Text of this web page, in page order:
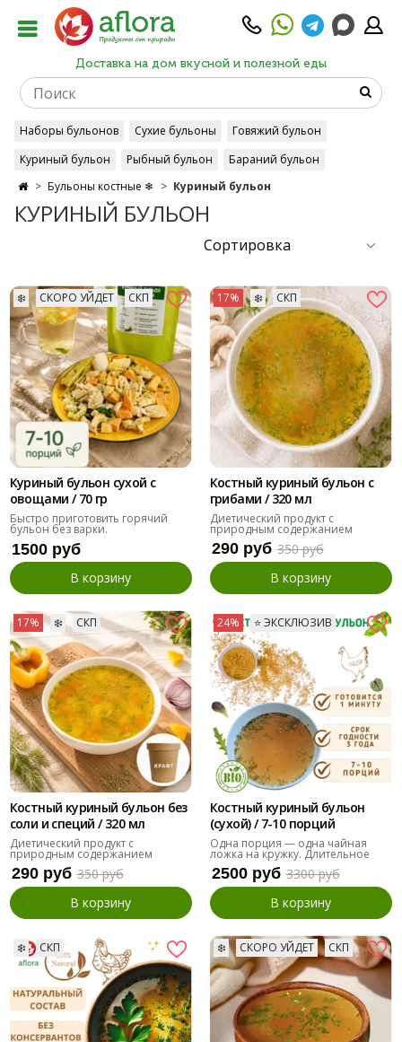
Доставка на дом вкусной и полезной еды
Наборы бульонов Сухие бульоны
Говяжий бульон
Куриный бульон
Рыбный бульон
Бараний бульон
Бульоны классика
Бульоны из индейки
Бульоны костные ❄ Куриный бульон
КУРИНЫЙ БУЛЬОН
❄️ СКОРО УЙДЕТ СКП
Куриный бульон сухой с
овощами / 70 гр
Быстро приготовить горячий
бульон без варки.
1500 руб
В корзину
17% ❄️ СКП
Костный куриный бульон с
грибами / 320 мл
Диетический продукт с
природным содержанием
коллагена.
290 руб 350 руб
В корзину
17% ❄️ СКП
Костный куриный бульон без
соли и специй / 320 мл
Диетический продукт с
природным содержанием
коллагена
290 руб 350 руб
В корзину
24% ⭐️ ЭКСКЛЮЗИВ
Костный куриный бульон
(сухой) / 7-10 порций
Одна порция — одна чайная
ложка на кружку. Длительное
хранение.
2500 руб 3300 руб
В корзину
❄️ СКП ❄️ СКОРО УЙДЕТ СКП